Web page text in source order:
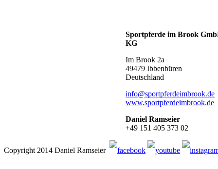
Sportpferde im Brook
KG
Im Brook 2a
49479 Ibbenbüren
Deutschland
info@sportpferdeimbrook.de
www.sportpferdeimbrook.de
Daniel Ramseier
+49 151 405 373 02
Copyright 2014 Daniel Ramseier